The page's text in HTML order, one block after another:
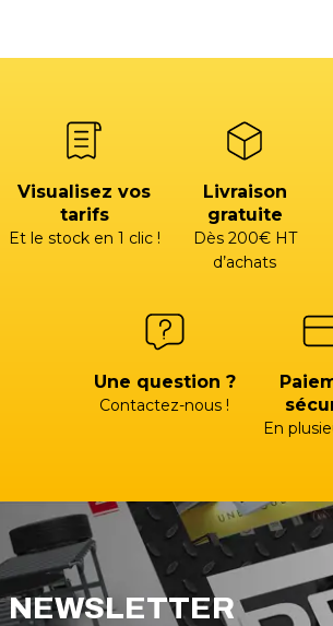
Visualisez vos
tarifs
Et le stock en 1 clic !
Livraison
gratuite
Dès 200€ HT
d’achats
Une question ?
Contactez-nous !
En
NEWSLETTER